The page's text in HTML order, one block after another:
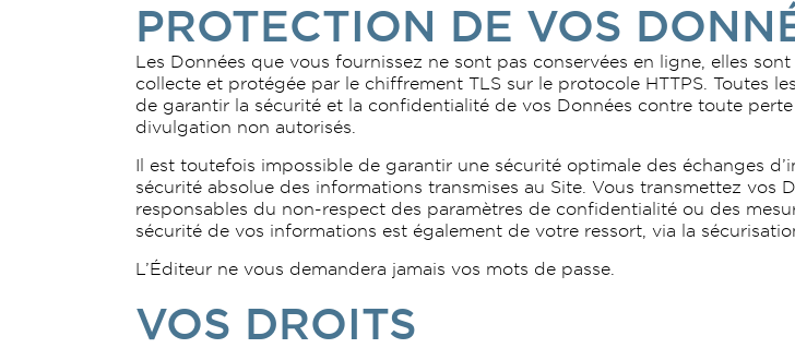
PROTECTION DE VOS
Les Données que vous fournissez ne sont pas conservées en ligne, elles
collecte et protégée par le chiffrement TLS sur le protocole HTTPS. Toutes
de garantir la sécurité et la confidentialité de vos Données contre toute
divulgation non autorisés.
Il est toutefois impossible de garantir une sécurité optimale des échanges
sécurité absolue des informations transmises au Site. Vous transmettez vos
responsables du non-respect des paramètres de confidentialité ou des
sécurité de vos informations est également de votre ressort, via la
L’Éditeur ne vous demandera jamais vos mots de passe.
VOS DROITS